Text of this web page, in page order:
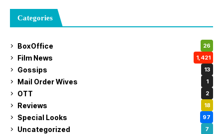
Categories
BoxOffice 26
Film News 1,421
Gossips 13
Mail Order Wives 1
OTT 2
Reviews 18
Special Looks 97
Uncategorized 7